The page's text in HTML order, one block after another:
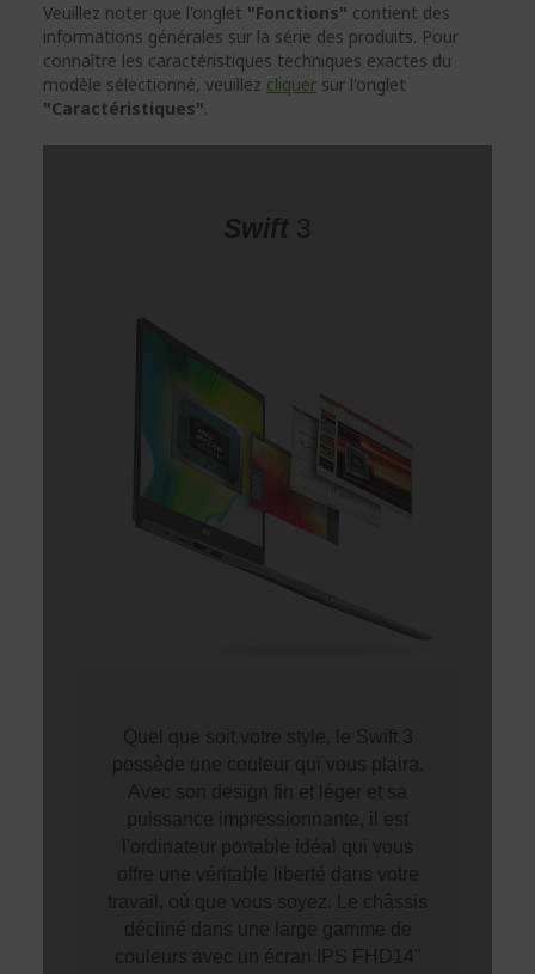
Veuillez noter que l'onglet "Fonctions" contient des
informations générales sur la série des produits. Pour
connaître les caractéristiques techniques exactes du
modèle sélectionné, veuillez cliquer sur l'onglet
"Caractéristiques".